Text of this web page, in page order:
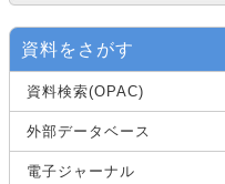
資料をさがす
資料検索(OPAC)
外部データベース
電子ジャーナル